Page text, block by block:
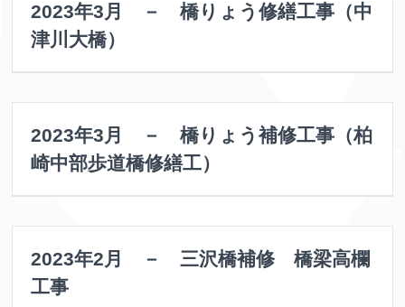
2023年3月 － 橋りょう修繕工事（中
津川大橋）
2023年3月 － 橋りょう補修工事（柏
崎中部歩道橋修繕工）
2023年2月 － 三沢橋補修 橋梁高欄
工事